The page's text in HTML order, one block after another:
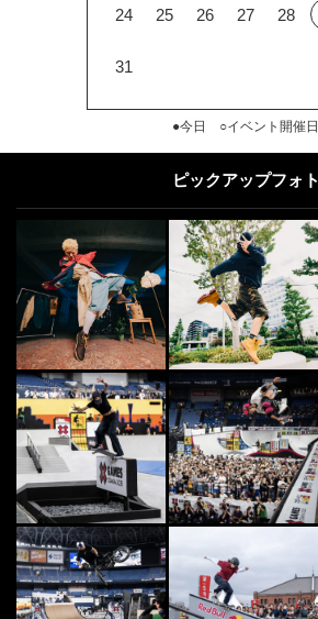
24 25 26 27 28
31
●今日 ○イベント開催日
ピックアップフォト